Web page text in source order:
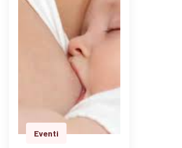
superare le prove
della vita-
Percorso gruppo -
Cons. Scarpellini
Risvegliare le risorse
personali per
affrontare e superare
Eventi